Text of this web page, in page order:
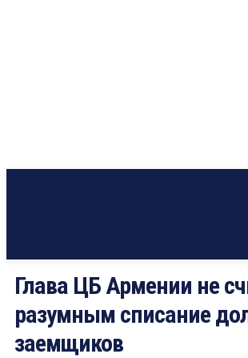
Глава ЦБ Армении не
разумным списание
заемщиков